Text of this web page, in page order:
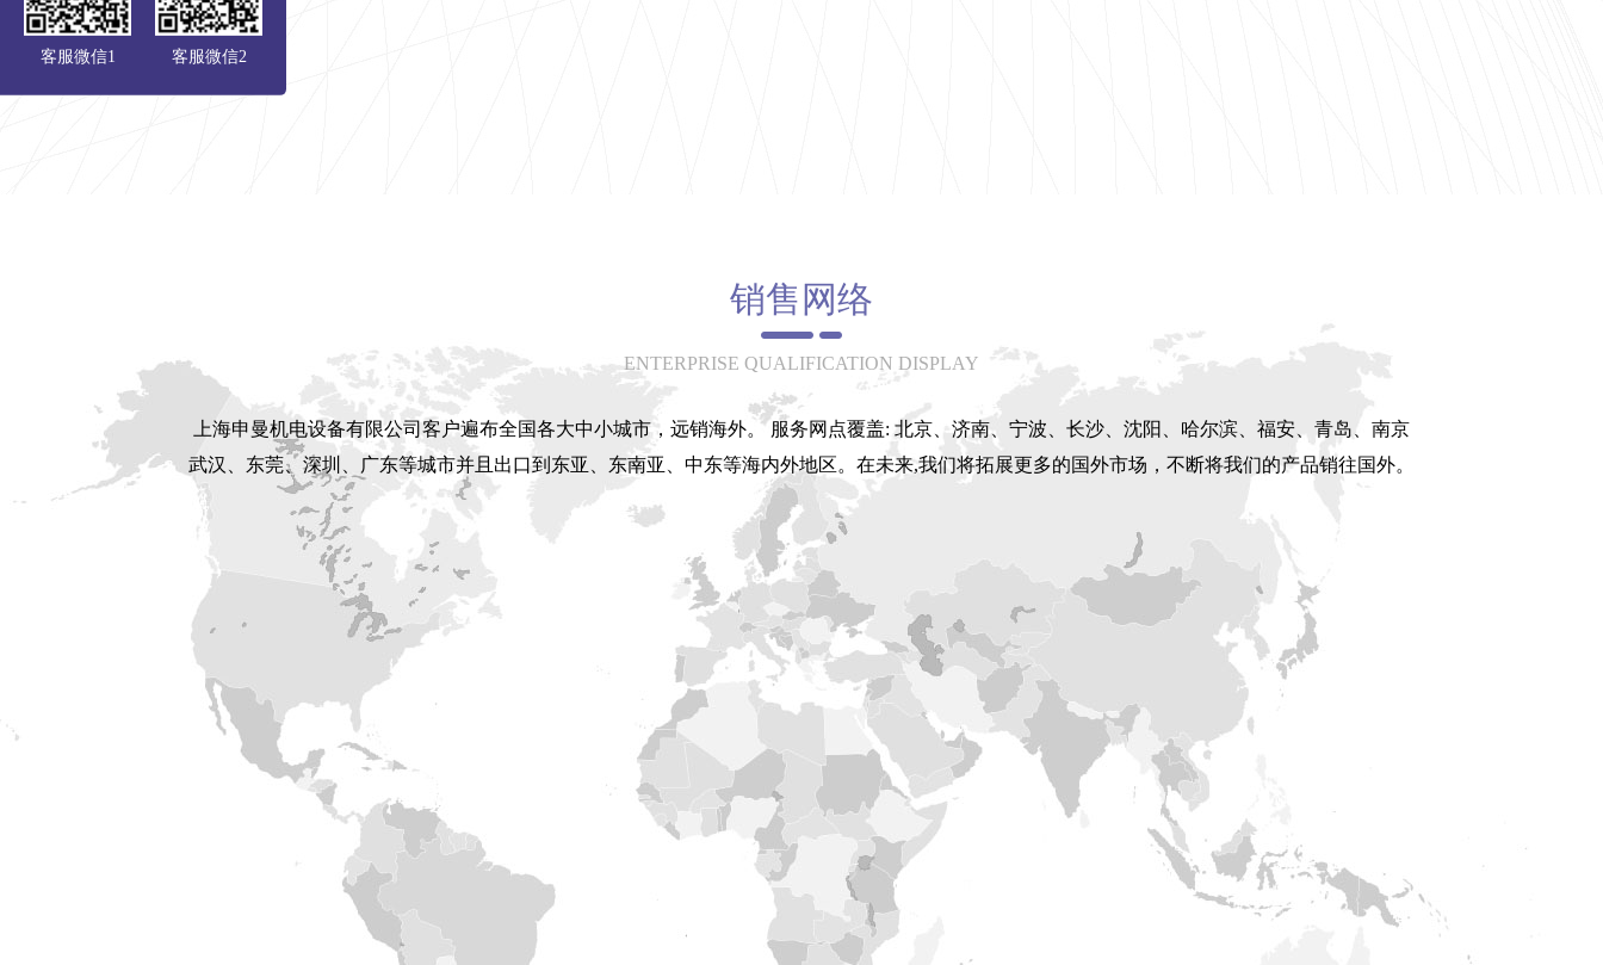
销售网络
ENTERPRISE QUALIFICATION DISPLAY
上海申曼机电设备有限公司 客户遍布全国各大中小城市，远销海外。 服务网点覆盖: 北京、济南、宁波、长沙、沈阳、哈尔滨、福安、青岛、南京
武汉、东莞、深圳、广东等城市并且出口到东亚、东南亚、中东等海内外地区。在未来,我们将拓展更多的国外市场，不断将我们的产品销往国外。
客服微信1 客服微信2